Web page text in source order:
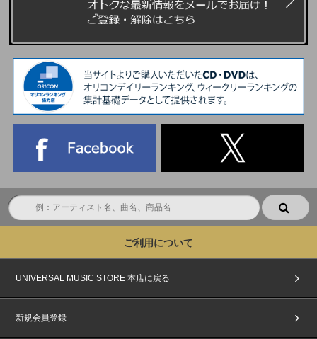
ご利用について
UNIVERSAL MUSIC STORE 本店に戻る
新規会員登録